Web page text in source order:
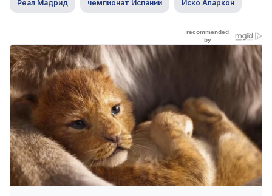
Реал Мадрид чемпионат Испании Иско Аларкон